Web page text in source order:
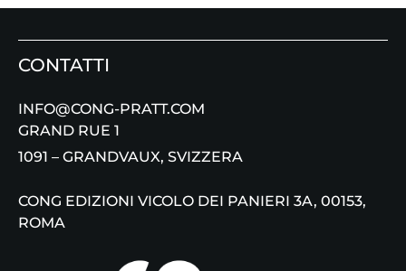
CONTATTI
INFO@CONG-PRATT.COM
GRAND RUE 1
1091 – GRANDVAUX, SVIZZERA
CONG EDIZIONI VICOLO DEI PANIERI 3A, 00153,
ROMA